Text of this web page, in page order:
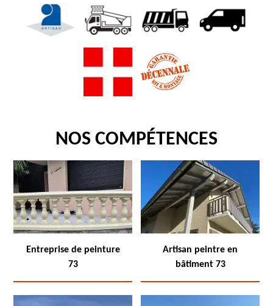
NOS COMPÉTENCES
Entreprise de peinture
73
Artisan peintre en
bâtiment 73